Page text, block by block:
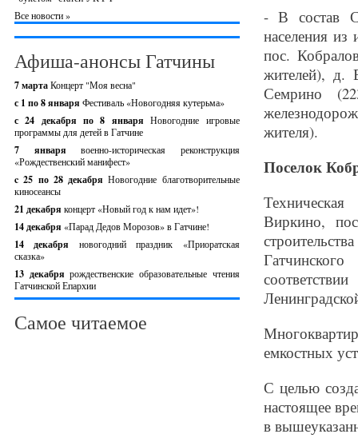
Все новости »
Афиша-анонсы Гатчины
7 мартаКонцерт "Моя весна"
с 1 по 8 января Фестиваль «Новогодняя кутерьма»
с 24 декабря по 8 январяНовогодние игровые
программы для детей в Гатчине
7 январявоенно-историческая реконструкция
«Рождественский манифест»
c 25 по 28 декабряНовогодние благотворительные
киносеансы
21 декабря концерт «Новый год к нам идет»!
14 декабря «Парад Дедов Морозов» в Гатчине!
14 декабря новогодний праздник «Приоратская
сказка»
13 декабрярождественские образовательные чтения
Гатчинской Епархии
Самое читаемое
- В состав
населения из
пос.
жителей), д.
Семрино
жителя).
Поселок
Виркино,
емкостных
С целью
настоящее
в